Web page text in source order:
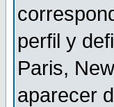
perfil y
Paris,
aparecer